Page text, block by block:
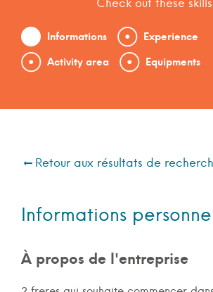
Informations
Experience
Activity area
Equipments
Retour aux résultats de
Informations
À propos de l'entreprise